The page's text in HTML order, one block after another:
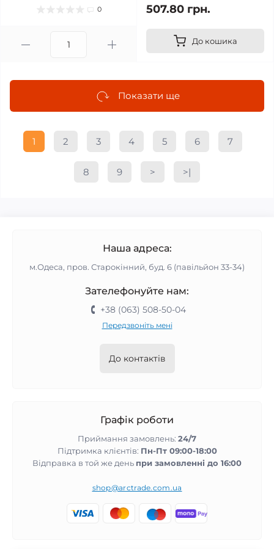
0 507.80 грн.
До кошика
Показати ще
1 2 3 4 5 6 7
8 9 > >|
Наша адреса:
м.Одеса, пров. Старокінний, буд. 6 (павільйон 33-34)
Зателефонуйте нам:
+38 (063) 508-50-04
Передзвоніть мені
До контактів
Графік роботи
Приймання замовлень: 24/7
Підтримка клієнтів: Пн-Пт 09:00-18:00
Відправка в той же день при замовленні до 16:00
shop@arctrade.com.ua